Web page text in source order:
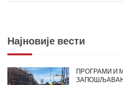
Најновије вести
ПРОГРАМИ И